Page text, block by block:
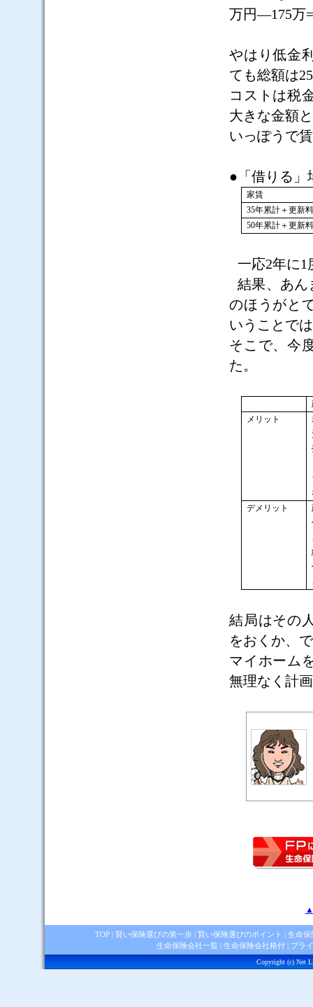
万円―175万
やはり低金
ても総額は
コストは税
大きな金額
いっぽうで
●「借りる」
家賃
35年累計＋更新料
50年累計＋更新
一応2年に1
結果、あん
のほうがと
いうことで
そこで、今
た。
メリット
デメリット
結局はその
をおくか、
マイホーム
無理なく計
▲
TOP | 賢い保険選びの第一歩 | 賢い保険選びのポイント | 生命保
生命保険会社一覧 | 生命保険会社格付 | プラ
Copyright (c) Net